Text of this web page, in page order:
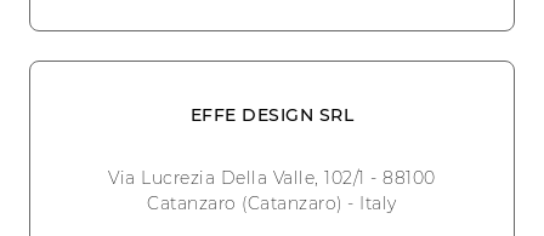
EFFE DESIGN SRL
Via Lucrezia Della Valle, 102/1 - 88100
Catanzaro (Catanzaro) - Italy